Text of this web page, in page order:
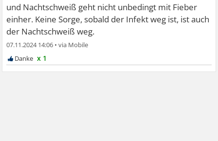
und Nachtschweiß geht nicht unbedingt mit Fieber
einher. Keine Sorge, sobald der Infekt weg ist, ist auch
der Nachtschweiß weg.
07.11.2024 14:06 •
x 1